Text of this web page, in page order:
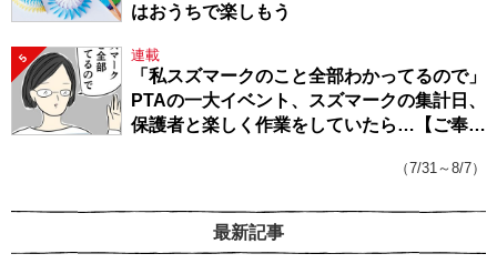
はおうちで楽しもう
5 連載
「私スズマークのこと全部わかってるので」
PTAの一大イベント、スズマークの集計日、
保護者と楽しく作業をしていたら…【ご奉仕
（7/31～8/7）
最新記事